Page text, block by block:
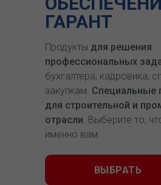
ГАРАНТ
Продукты для решения
профессиональных
бухгалтера, кадровика,
закупкам. Специальные
для строительной и
отрасли. Выберите то,
именно вам.
ВЫБРАТЬ